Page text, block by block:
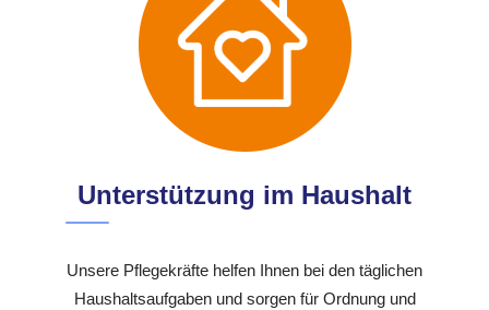
Unterstützung im Haushalt
Unsere Pflegekräfte helfen Ihnen bei den täglichen
Haushaltsaufgaben und sorgen für Ordnung und